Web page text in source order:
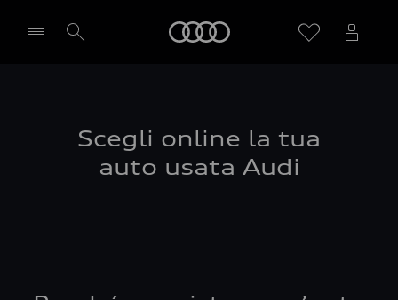
Scegli online la tua
auto usata Audi